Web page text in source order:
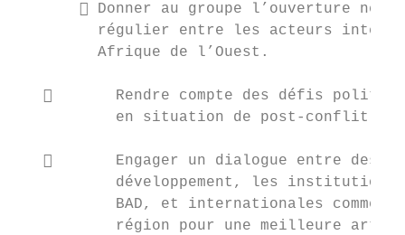
 Donner au groupe l’ouverture
régulier entre les acteurs
         Afrique de l’Ouest.
       Rendre compte des défis
en situation de post-conflit en
       Engager un dialogue entre des
développement, les
BAD, et internationales comme
région pour une meilleure